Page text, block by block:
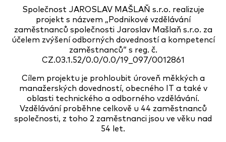
Společnost JAROSLAV MAŠLAŇ s.r.o. realizuje
projekt s názvem „Podnikové vzdělávání
zaměstnanců společnosti Jaroslav Mašlaň s.r.o. za
účelem zvýšení odborných dovedností a kompetencí
zaměstnanců“ s reg. č.
CZ.03.1.52/0.0/0.0/19_097/0012861
Cílem projektu je prohloubit úroveň měkkých a
manažerských dovedností, obecného IT a také v
oblasti technického a odborného vzdělávání.
Vzdělávání proběhne celkově u 44 zaměstnanců
společnosti, z toho 2 zaměstnanci jsou ve věku nad
54 let.